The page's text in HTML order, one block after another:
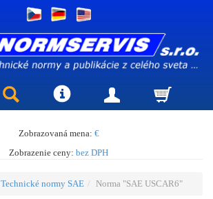
Zobrazovaná mena: €
Zobrazenie ceny: bez DPH
Technické normy SAE Norma "SAE USCAR6"